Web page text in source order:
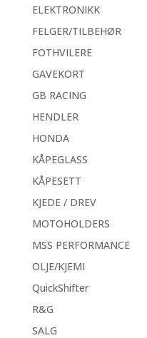
ELEKTRONIKK
FELGER/TILBEHØR
FOTHVILERE
GAVEKORT
GB RACING
HENDLER
HONDA
KÅPEGLASS
KÅPESETT
KJEDE / DREV
MOTOHOLDERS
MSS PERFORMANCE
OLJE/KJEMI
QuickShifter
R&G
SALG